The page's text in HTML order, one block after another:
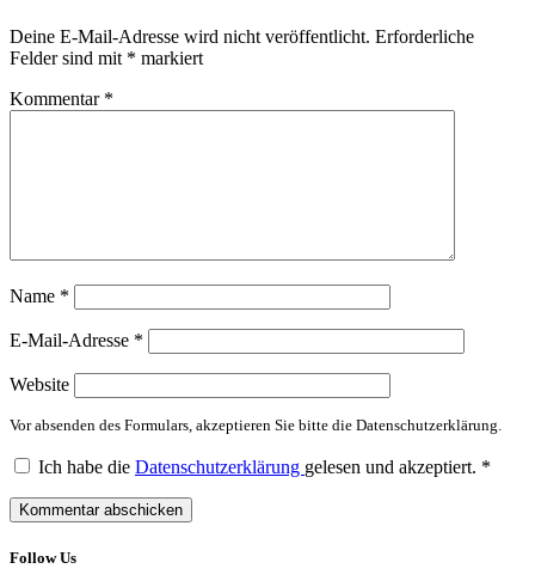
Deine E-Mail-Adresse wird nicht veröffentlicht. Erforderliche
Felder sind mit * markiert
Kommentar *
Name *
E-Mail-Adresse *
Website
Vor absenden des Formulars, akzeptieren Sie bitte die Datenschutzerklärung.
Ich habe die Datenschutzerklärung gelesen und akzeptiert. *
Follow Us